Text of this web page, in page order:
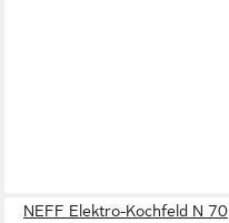
NEFF Elektro-Kochfeld N 70